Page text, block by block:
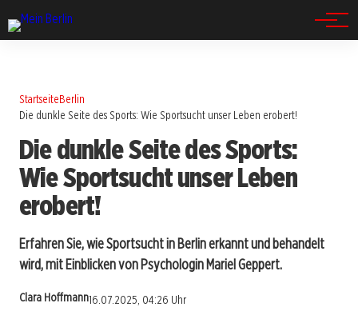
StartseiteBerlin
Die dunkle Seite des Sports: Wie Sportsucht unser Leben erobert!
Die dunkle Seite des Sports:
Wie Sportsucht unser Leben
erobert!
Erfahren Sie, wie Sportsucht in Berlin erkannt und behandelt
wird, mit Einblicken von Psychologin Mariel Geppert.
Clara Hoffmann16.07.2025, 04:26 Uhr